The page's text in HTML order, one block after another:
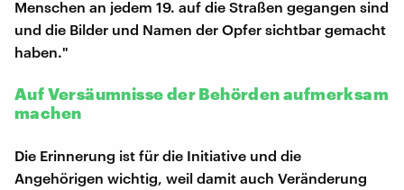
Menschen an jedem 19. auf die Straßen gegangen sind
und die Bilder und Namen der Opfer sichtbar gemacht
haben."
Auf Versäumnisse der Behörden aufmerksam
machen
Die Erinnerung ist für die Initiative und die
Angehörigen wichtig, weil damit auch Veränderung